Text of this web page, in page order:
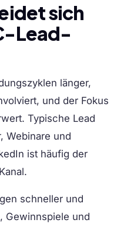
sich
Lead-
länger,
und der Fokus
Typische Lead
Webinare und
ist häufig der
schneller und
Gewinnspiele und